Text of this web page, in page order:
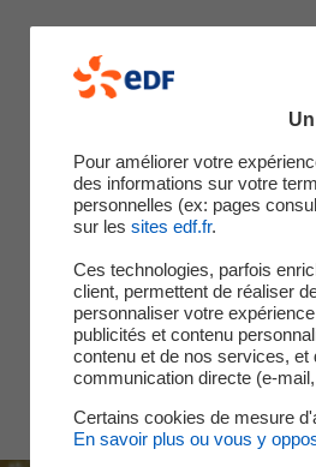
Dr. Raphaëlle
Directrice R&D
Pour améliorer votre
des informations sur votre
personnelles (ex: pages
sur les sites edf.fr.
Ces technologies, parfois
client, permettent de réaliser
personnaliser votre
publicités et contenu
contenu et de nos services, et
communication directe (e-
Certains cookies de mesure
En savoir plus ou vous y